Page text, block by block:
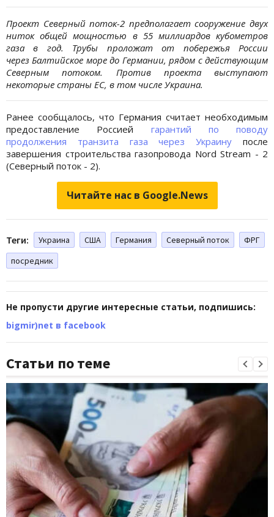
Проект Северный поток-2 предполагает сооружение двух
ниток общей мощностью в 55 миллиардов кубометров
газа в год. Трубы проложат от побережья России
через Балтийское море до Германии, рядом с действующим
Северным потоком. Против проекта выступают
некоторые страны ЕС, в том числе Украина.
Ранее сообщалось, что Германия считает необходимым
предоставление Россией гарантий по поводу
продолжения транзита газа через Украину после
завершения строительства газопровода Nord Stream - 2
(Северный поток - 2).
Читайте нас в Google.News
Теги: Украина США Германия Северный поток
ФРГ
посредник
Не пропусти другие интересные статьи, подпишись:
bigmir)net в facebook
Статьи по теме